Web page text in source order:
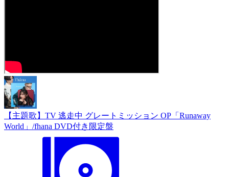
【主題歌】TV 逃走中 グレートミッション OP「Runaway
World」/fhana DVD付き限定盤